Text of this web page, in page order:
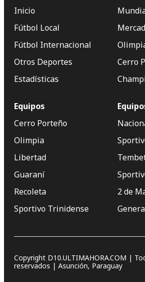
Inicio
Fútbol Local
Fútbol Internacional
Otros Deportes
Estadísticas
Cerro
Equipos
Cerro Porteño
Olimpia
Libertad
Guaraní
Recoleta
Sportivo Trinidense
2 de
Copyright D10.ULTIMAHORA.COM |
reservados | Asunción, Paraguay